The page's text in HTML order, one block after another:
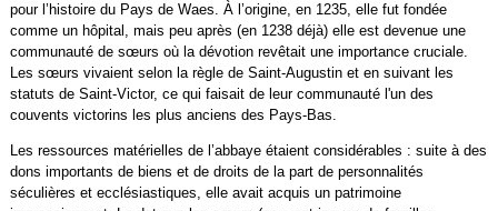
pour l’histoire du Pays de Waes. À l’origine, en 1235, elle fut fondée
comme un hôpital, mais peu après (en 1238 déjà) elle est devenue une
communauté de sœurs où la dévotion revêtait une importance cruciale.
Les sœurs vivaient selon la règle de Saint-Augustin et en suivant les
statuts de Saint-Victor, ce qui faisait de leur communauté l'un des
couvents victorins les plus anciens des Pays-Bas.
Les ressources matérielles de l’abbaye étaient considérables : suite à des
dons importants de biens et de droits de la part de personnalités
séculières et ecclésiastiques, elle avait acquis un patrimoine